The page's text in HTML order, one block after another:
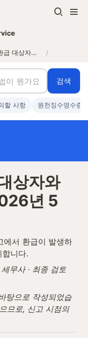
종합소득세 환급 대상자와 환급금 지급일 (2026년 5월) /
상자와
년 5
에서 환급이 발생하
니다.
무사 · 최종 검토
탕으로 작성되었습
므로, 신고 시점의
검색
할 사항 원천징수영수증